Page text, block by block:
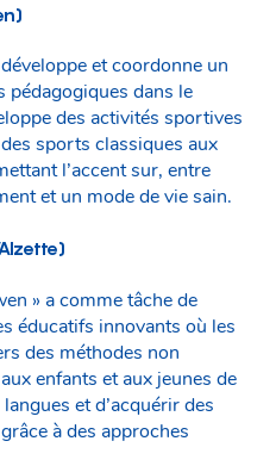
et coordonne un
pédagogiques dans le
des activités sportives
sports classiques aux
l’accent sur, entre
et un mode de vie sain.
» a comme tâche de
éducatifs innovants où les
des méthodes non
enfants et aux jeunes de
et d’acquérir des
à des approches